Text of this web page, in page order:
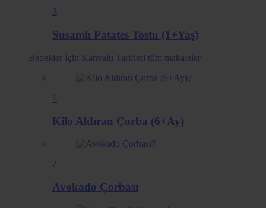
3
Susamlı Patates Tostu (1+Yaş)
Bebekler İçin Kahvaltı Tarifleri tüm makaleler
1
Kilo Aldıran Çorba (6+Ay)
2
Avokado Çorbası